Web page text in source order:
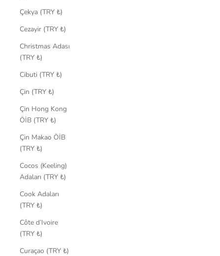
Çekya (TRY ₺)
Cezayir (TRY ₺)
Christmas Adası
(TRY ₺)
Cibuti (TRY ₺)
Çin (TRY ₺)
Çin Hong Kong
ÖİB (TRY ₺)
Çin Makao ÖİB
(TRY ₺)
Cocos (Keeling)
Adaları (TRY ₺)
Cook Adaları
(TRY ₺)
Côte d’Ivoire
(TRY ₺)
Curaçao (TRY ₺)